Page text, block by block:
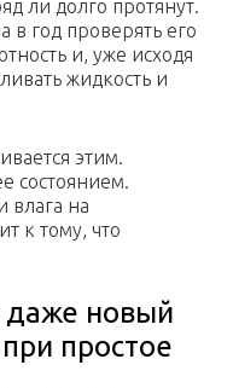
ли долго протянут.
в год проверять его
и, уже исходя
жидкость и
этим.
состоянием.
влага на
к тому, что
даже новый
простое